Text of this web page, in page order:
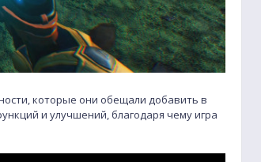
которые они обещали добавить в
и улучшений, благодаря чему игра